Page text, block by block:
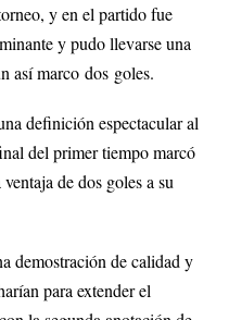
y en el partido fue
y pudo llevarse una
así marco dos goles.
definición espectacular al
del primer tiempo marcó
de dos goles a su
demostración de calidad y
para extender el